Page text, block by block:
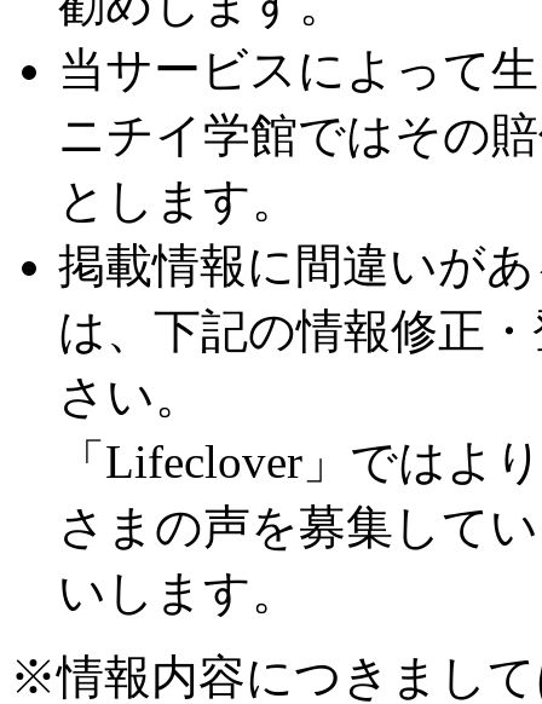
当サービスによって
ニチイ学館ではその
とします。
掲載情報に間違いが
は、下記の情報修正
さい。
「Lifeclover」ではよ
さまの声を募集して
いします。
※情報内容につきまし